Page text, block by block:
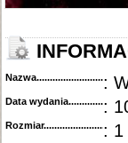
:
Data :
: 1